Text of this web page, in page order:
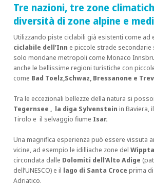
Tre nazioni, tre zone
diversità di zone alpine e
Utilizzando piste ciclabili già esistenti come ad
ciclabile dell’Inn e piccole strade
solo mondane metropoli come Monaco
anche le bellissime regioni turistiche con
come Bad Toelz,Schwaz, Bressanone e
Tra le eccezionali bellezze della natura si
Tegernsee , la diga Sylvenstein in Baviera,
Tirolo e il selvaggio fiume Isar.
Una magnifica esperienza può essere vissuta
vicine, ad esempio le idilliache zone del
circondata dalle Dolomiti dell’Alto Adige
dell’UNESCO) e il lago di Santa Croce prima
Adriatico.